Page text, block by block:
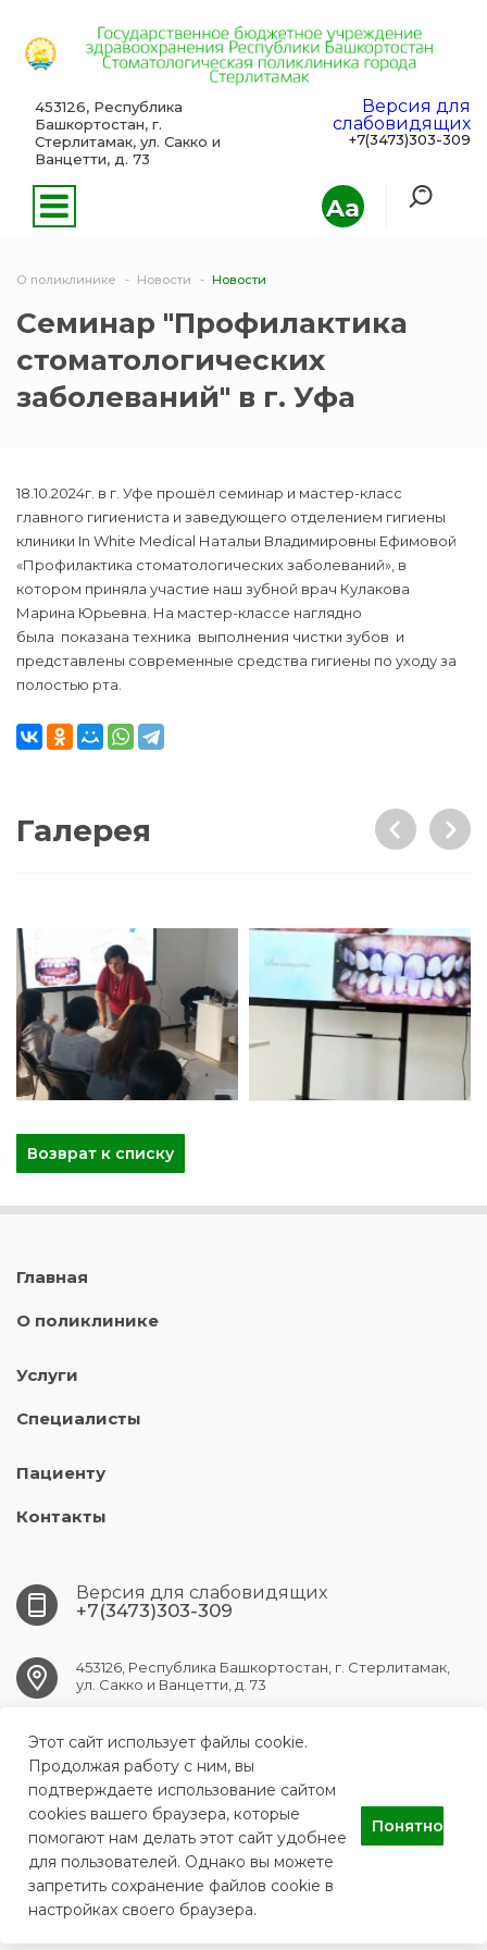
Aa
453126, Республика
Башкортостан, г.
Стерлитамак, ул. Сакко и
Ванцетти, д. 73
Версия для
слабовидящих
+7(3473)303-309
О поликлинике Новости Новости
Семинар "Профилактика
стоматологических
заболеваний" в г. Уфа
18.10.2024г. в г. Уфе прошёл семинар и мастер-класс
главного гигиениста и заведующего отделением гигиены
клиники In White Medical Натальи Владимировны Ефимовой
«Профилактика стоматологических заболеваний», в
котором приняла участие наш зубной врач Кулакова
Марина Юрьевна. На мастер-классе наглядно
была показана техника выполнения чистки зубов и
представлены современные средства гигиены по уходу за
полостью рта.
Галерея
Возврат к списку
Главная
О поликлинике
Услуги
Специалисты
Пациенту
Контакты
Версия для слабовидящих
+7(3473)303-309
453126, Республика Башкортостан, г. Стерлитамак,
ул. Сакко и Ванцетти, д. 73
str.sp1@doctorrb.ru
ГБУЗ РБ СП г. Стерлитамак
Этот сайт использует файлы cookie.
Продолжая работу с ним, вы
подтверждаете использование сайтом
cookies вашего браузера, которые
помогают нам делать этот сайт удобнее
для пользователей. Однако вы можете
запретить сохранение файлов cookie в
настройках своего браузера.
Понятно